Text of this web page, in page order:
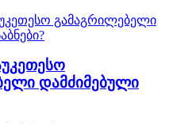
დამძიმებული